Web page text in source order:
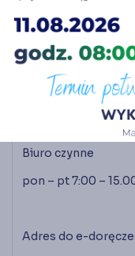
Zapytaj o
tel. 32 753 98 00
tel. 530 684 274
tel. 530 683 592
Biuro czynne
pon – pt 7:00 –
Adres do e-